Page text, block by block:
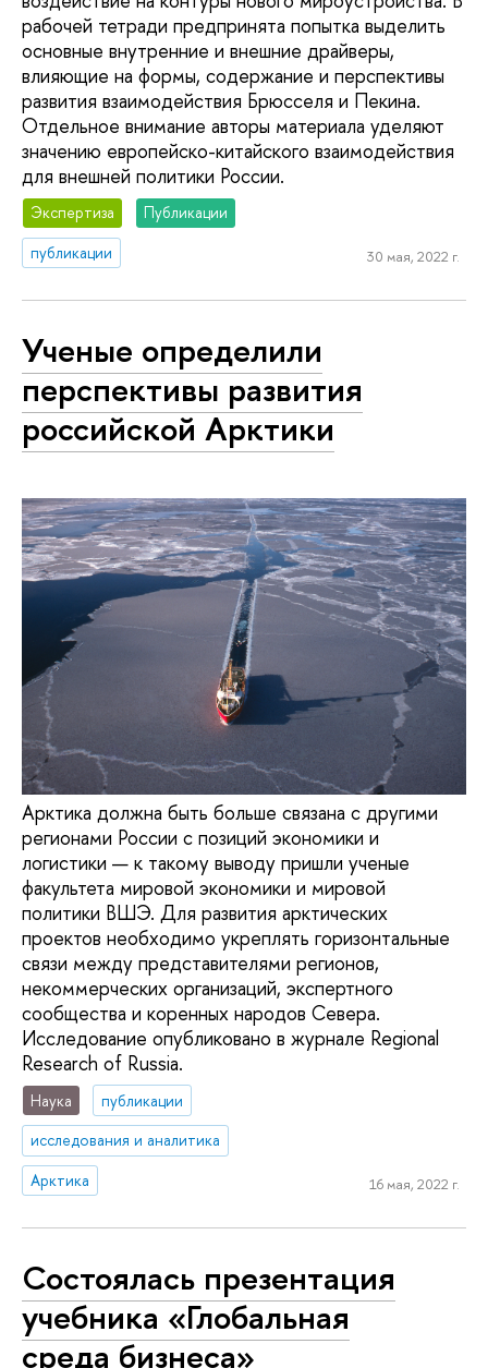
рабочей тетради предпринята попытка выделить
основные внутренние и внешние драйверы,
влияющие на формы, содержание и перспективы
развития взаимодействия Брюсселя и Пекина.
Отдельное внимание авторы материала уделяют
значению европейско-китайского взаимодействия
для внешней политики России.
Экспертиза
Публикации
публикации
30 мая, 2022 г.
Ученые определили
перспективы развития
российской Арктики
Арктика должна быть больше связана с другими
регионами России с позиций экономики и
логистики — к такому выводу пришли ученые
факультета мировой экономики и мировой
политики ВШЭ. Для развития арктических
проектов необходимо укреплять горизонтальные
связи между представителями регионов,
некоммерческих организаций, экспертного
сообщества и коренных народов Севера.
Исследование опубликовано в журнале Regional
Research of Russia.
Наука
публикации
исследования и аналитика
Арктика
16 мая, 2022 г.
Состоялась презентация
учебника «Глобальная
среда бизнеса»